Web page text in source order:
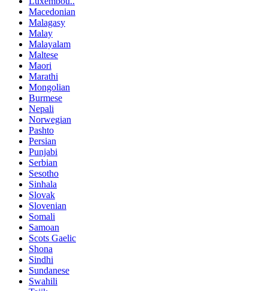
Macedonian
Malagasy
Malay
Malayalam
Maltese
Maori
Marathi
Mongolian
Burmese
Nepali
Norwegian
Pashto
Persian
Punjabi
Serbian
Sesotho
Sinhala
Slovak
Slovenian
Somali
Samoan
Scots Gaelic
Shona
Sindhi
Sundanese
Swahili